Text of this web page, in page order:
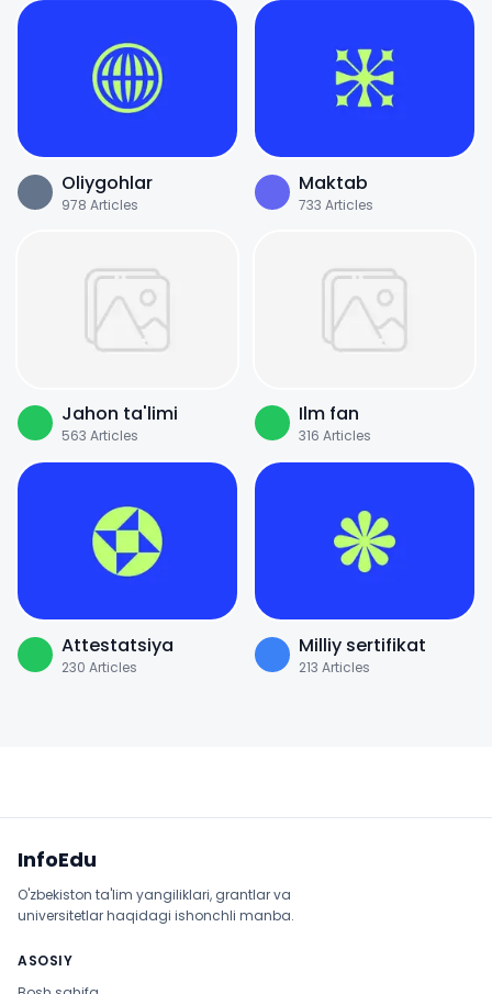
Oliygohlar
978 Articles
Maktab
733 Articles
Jahon ta'limi
563 Articles
Ilm fan
316 Articles
Attestatsiya
230 Articles
Milliy sertifikat
213 Articles
InfoEdu
O'zbekiston ta'lim yangiliklari, grantlar va
universitetlar haqidagi ishonchli manba.
ASOSIY